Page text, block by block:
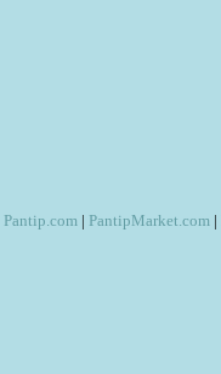
Pantip.com | PantipMarket.com |